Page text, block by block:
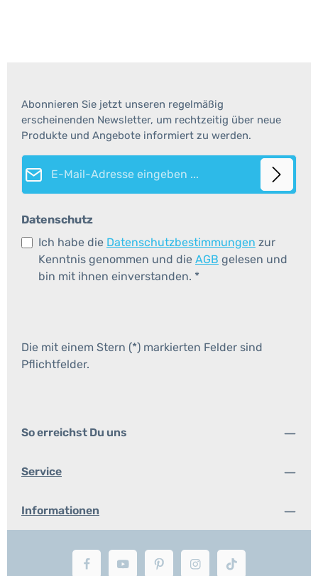
Abonnieren Sie jetzt unseren regelmäßig
erscheinenden Newsletter, um rechtzeitig über neue
Produkte und Angebote informiert zu werden.
E-Mail-Adresse*
Datenschutz
Ich habe die Datenschutzbestimmungen zur
Kenntnis genommen und die AGB gelesen und
bin mit ihnen einverstanden. *
Die mit einem Stern (*) markierten Felder sind
Pflichtfelder.
So erreichst Du uns
Service
Informationen